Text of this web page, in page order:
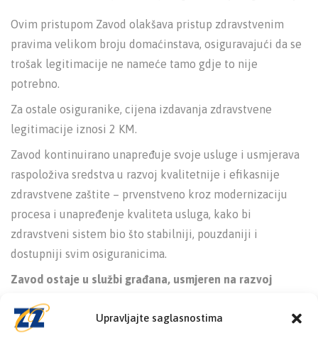
Upravljajte saglasnostima
Ovim pristupom Zavod olakšava pristup zdravstvenim
pravima velikom broju domaćinstava, osiguravajući da se
trošak legitimacije ne nameće tamo gdje to nije
potrebno.
Za ostale osiguranike, cijena izdavanja zdravstvene
legitimacije iznosi 2 KM.
Zavod kontinuirano unapređuje svoje usluge i usmjerava
raspoloživa sredstva u razvoj kvalitetnije i efikasnije
zdravstvene zaštite – prvenstveno kroz modernizaciju
procesa i unapređenje kvaliteta usluga, kako bi
zdravstveni sistem bio što stabilniji, pouzdaniji i
dostupniji svim osiguranicima.
Zavod ostaje u službi građana, usmjeren na razvoj